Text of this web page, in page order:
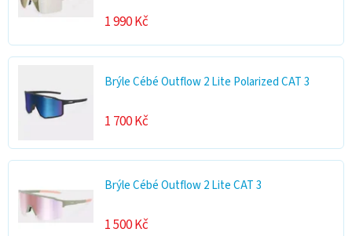
1 990 Kč
Brýle Cébé Outflow 2 Lite Polarized CAT 3
1 700 Kč
Brýle Cébé Outflow 2 Lite CAT 3
1 500 Kč